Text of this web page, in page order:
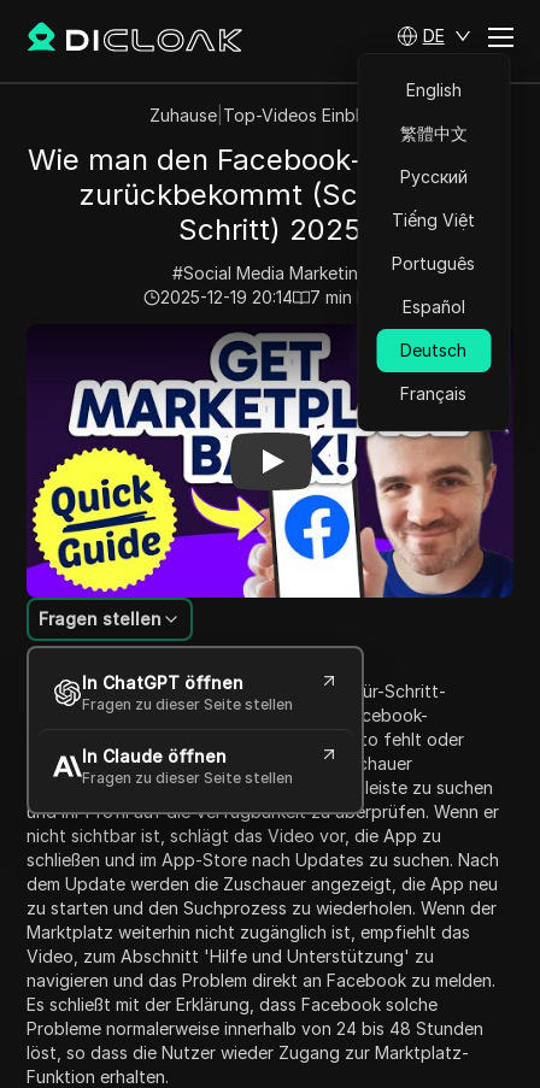
DE
English
繁體中文
Русский
Tiếng Việt
Português
Español
Deutsch
Français
Zuhause Top-Videos Einblicke
Wie man den Facebook-Marktplatz
zurückbekommt (Schritt für
Schritt) 2025
#Social Media Marketing
2025-12-19 20:14
7 min lesen
Wie man den Facebook-Marktplatz
Inhaltsübersicht
Fragen stellen
In ChatGPT öffnen
Fragen zu dieser Seite stellen
In Claude öffnen
Fragen zu dieser Seite stellen
Dieses Video-Tutorial bietet eine Schritt-für-Schritt-
Anleitung, wie man wieder Zugang zum Facebook-
Marktplatz erhält, falls dieser in Ihrem Konto fehlt oder
entfernt wurde. Es beginnt damit, die Zuschauer
anzuweisen, nach 'Marktplatz' in der Suchleiste zu suchen
und ihr Profil auf die Verfügbarkeit zu überprüfen. Wenn er
nicht sichtbar ist, schlägt das Video vor, die App zu
schließen und im App-Store nach Updates zu suchen. Nach
dem Update werden die Zuschauer angezeigt, die App neu
zu starten und den Suchprozess zu wiederholen. Wenn der
Marktplatz weiterhin nicht zugänglich ist, empfiehlt das
Video, zum Abschnitt 'Hilfe und Unterstützung' zu
navigieren und das Problem direkt an Facebook zu melden.
Es schließt mit der Erklärung, dass Facebook solche
Probleme normalerweise innerhalb von 24 bis 48 Stunden
löst, so dass die Nutzer wieder Zugang zur Marktplatz-
Funktion erhalten.